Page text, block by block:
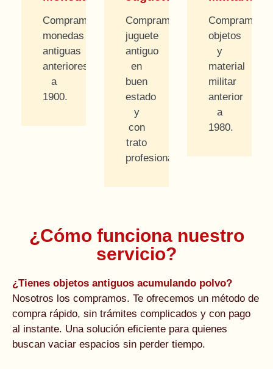
Compramos
monedas
antiguas
anteriores
a
1900.
Compramos
juguete
antiguo
en
buen
estado
y
con
trato
profesional.
Compramos
objetos
y
material
militar
anterior
a
1980.
¿Cómo funciona nuestro
servicio?
¿Tienes objetos antiguos acumulando polvo?
Nosotros los compramos. Te ofrecemos un método de
compra rápido, sin trámites complicados y con pago
al instante. Una solución eficiente para quienes
buscan vaciar espacios sin perder tiempo.